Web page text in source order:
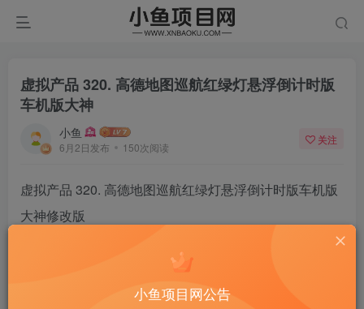
虚拟产品 320. 高德地图巡航红绿灯悬浮倒计时版
车机版大神
小鱼
6月2日发布 150次阅读
关注
虚拟产品 320. 高德地图巡航红绿灯悬浮倒计时版车机版
大神修改版
支持巡航立体天空视角，巡航双灯播报，比例缩放更合
小鱼项目网公告